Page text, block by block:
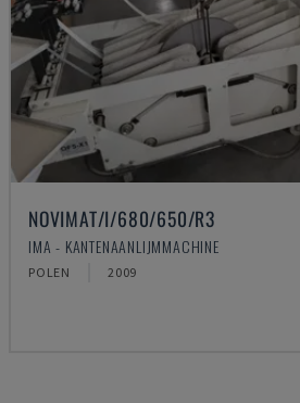
NOVIMAT/I/680/650/R3
IMA - KANTENAANLIJMMACHINE
POLEN 2009